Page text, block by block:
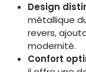
Design
métallique
revers,
modernité. ​
Confort